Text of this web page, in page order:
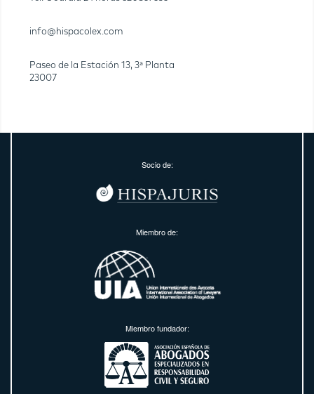
info@hispacolex.com
Paseo de la Estación 13, 3ª Planta
23007
Socio de:
Miembro de:
Miembro fundador: